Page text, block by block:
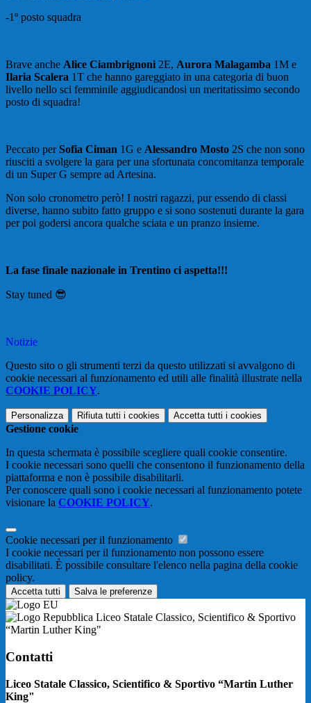
-1º posto squadra
Brave anche Alice Ciambrignoni 2E, Aurora Malagamba 1M e
Ilaria Scalera 1T che hanno gareggiato in una categoria di buon
livello nello sci femminile aggiudicandosi un meritatissimo secondo
posto di squadra!
Peccato perSofia Ciman 1G e Alessandro Mosto 2S che non sono
riusciti a svolgere la gara per una sfortunata concomitanza temporale
di un Super G sempre ad Artesina.
Non solo cronometro però! I nostri ragazzi, pur essendo di classi
diverse, hanno subito fatto gruppo e si sono sostenuti durante la gara
per poi godersi ancora qualche sciata e un pranzo insieme.
La fase finale nazionale in Trentino ci aspetta!!!
Stay tuned 😎
Notizie
Questo sito o gli strumenti terzi da questo utilizzati si avvalgono di
cookie necessari al funzionamento ed utili alle finalità illustrate nella
COOKIE POLICY.
Personalizza Rifiuta tutti i cookies Accetta tutti i cookies
Gestione cookie
In questa schermata è possibile scegliere quali cookie consentire.
I cookie necessari sono quelli che consentono il funzionamento della
piattaforma e non è possibile disabilitarli.
Per conoscere quali sono i cookie necessari al funzionamento potete
visionare la COOKIE POLICY.
Cookie necessari per il funzionamento
I cookie necessari per il funzionamento non possono essere
disabilitati. È possibile consultare l'elenco nella pagina della cookie
policy.
Accetta tutti Salva le preferenze
Liceo Statale Classico, Scientifico & Sportivo
“Martin Luther King"
Contatti
Liceo Statale Classico, Scientifico & Sportivo “Martin Luther
King"